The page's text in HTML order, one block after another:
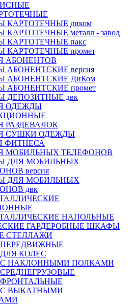
диком
металл - завод
пакс
промет
АБОНЕНТОВ
версия
АБОНЕНТСКИЕ ДиКом
промет
ДЕПОЗИТНЫЕ двк
ОДЕЖДЫ
СУШКИ ОДЕЖДЫ
ФИТНЕСА
МОБИЛЬНЫХ ТЕЛЕФОНОВ
ДЛЯ МОБИЛЬНЫХ
версия
ДЛЯ МОБИЛЬНЫХ
двк
НАПОЛЬНЫЕ
ГАРДЕРОБНЫЕ ШКАФЫ
СТЕЛЛАЖИ
КОЛЕС
НАКЛОННЫМИ ПОЛКАМИ
ВЫКАТНЫМИ